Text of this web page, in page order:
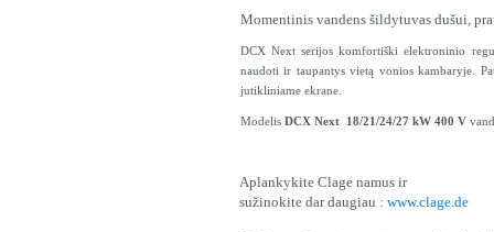
Momentinis vandens šildytuvas dušui,
DCX Next serijos komfortiški elektroninio
naudoti ir taupantys vietą vonios kambaryje.
jutikliniame ekrane.
Modelis DCX Next 18/21/24/27 kW 400 V
Aplankykite Clage namus ir
sužinokite dar daugiau : www.clage.de